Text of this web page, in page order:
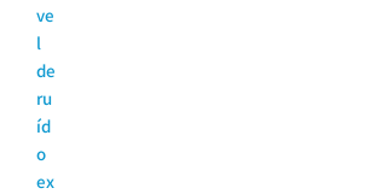
ve
l
de
ru
íd
o
ex